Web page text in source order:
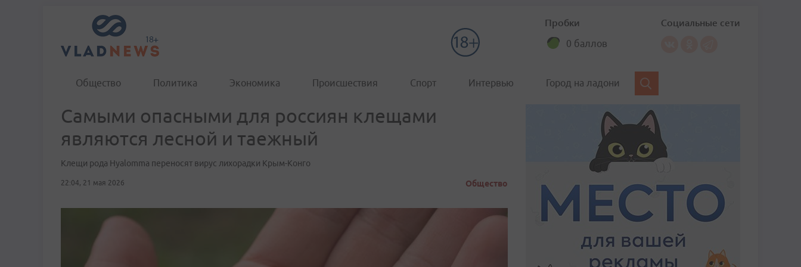
Пробки
0 баллов
Социальные сети
Общество Политика Экономика Происшествия Спорт Интервью Город на ладони
Самыми опасными для россиян клещами
являются лесной и таежный
Клещи рода Hyalomma переносят вирус лихорадки Крым-Конго
22:04, 21 мая 2026 Общество